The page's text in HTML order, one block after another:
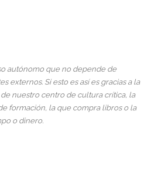
autónomo que no depende de
externos. Si esto es así es gracias a la
nuestro centro de cultura crítica, la
formación, la que compra libros o la
o dinero.